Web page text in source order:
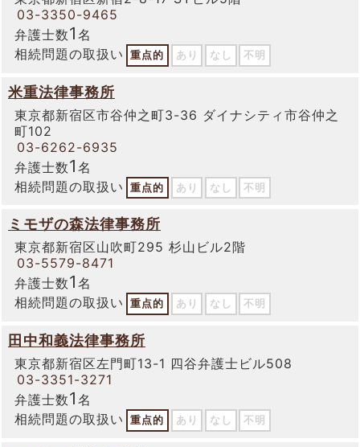
03-3350-9465
弁護士数1 名
相続問題の取扱い
重点的 あり なし 不明
米重法律事務所
東京都新宿区市谷仲之町3-36 ダイナシティ市谷仲之
町102
03-6262-6935
弁護士数1 名
相続問題の取扱い
重点的 あり なし 不明
ミモザの森法律事務所
東京都新宿区山吹町295 杉山ビル2階
03-5579-8471
弁護士数1 名
相続問題の取扱い
重点的 あり なし 不明
田中和義法律事務所
東京都新宿区左門町13-1 四谷弁護士ビル508
03-3351-3271
弁護士数1 名
相続問題の取扱い
重点的 あり なし 不明